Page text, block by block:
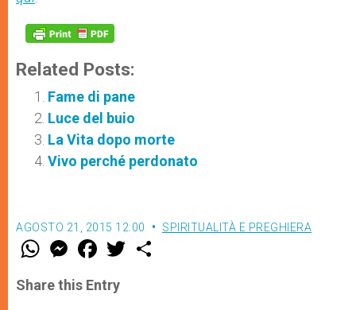
Related Posts:
Fame di pane
Luce del buio
La Vita dopo morte
Vivo perché perdonato
AGOSTO 21, 2015 12:00 SPIRITUALITÀ E PREGHIERA
W
t
s
M
e
s
e
F
a
e
b
w
Share this Entry